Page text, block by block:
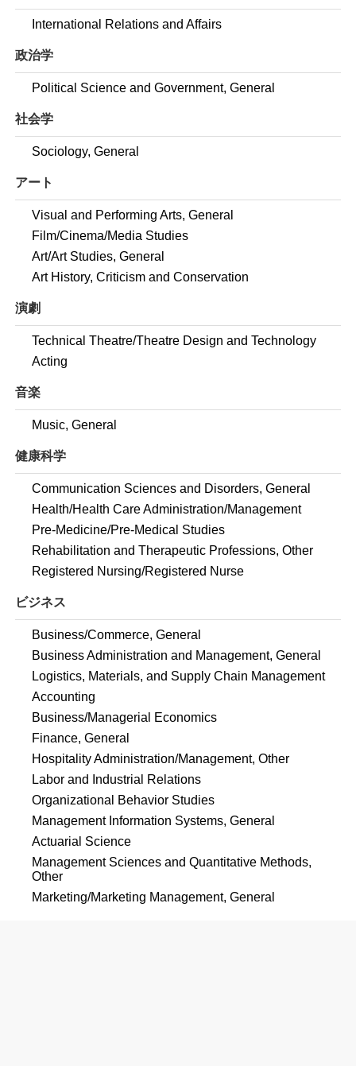
International Relations and Affairs
政治学
Political Science and Government, General
社会学
Sociology, General
アート
Visual and Performing Arts, General
Film/Cinema/Media Studies
Art/Art Studies, General
Art History, Criticism and Conservation
演劇
Technical Theatre/Theatre Design and Technology
Acting
音楽
Music, General
健康科学
Communication Sciences and Disorders, General
Health/Health Care Administration/Management
Pre-Medicine/Pre-Medical Studies
Rehabilitation and Therapeutic Professions, Other
Registered Nursing/Registered Nurse
ビジネス
Business/Commerce, General
Business Administration and Management, General
Logistics, Materials, and Supply Chain Management
Accounting
Business/Managerial Economics
Finance, General
Hospitality Administration/Management, Other
Labor and Industrial Relations
Organizational Behavior Studies
Management Information Systems, General
Actuarial Science
Management Sciences and Quantitative Methods,
Other
Marketing/Marketing Management, General